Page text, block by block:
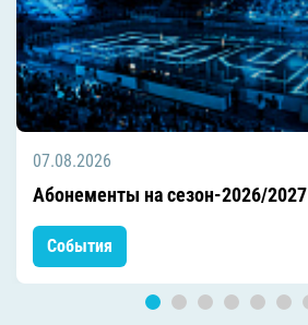
07.08.2026
Абонементы на сезон-2026/2027
События